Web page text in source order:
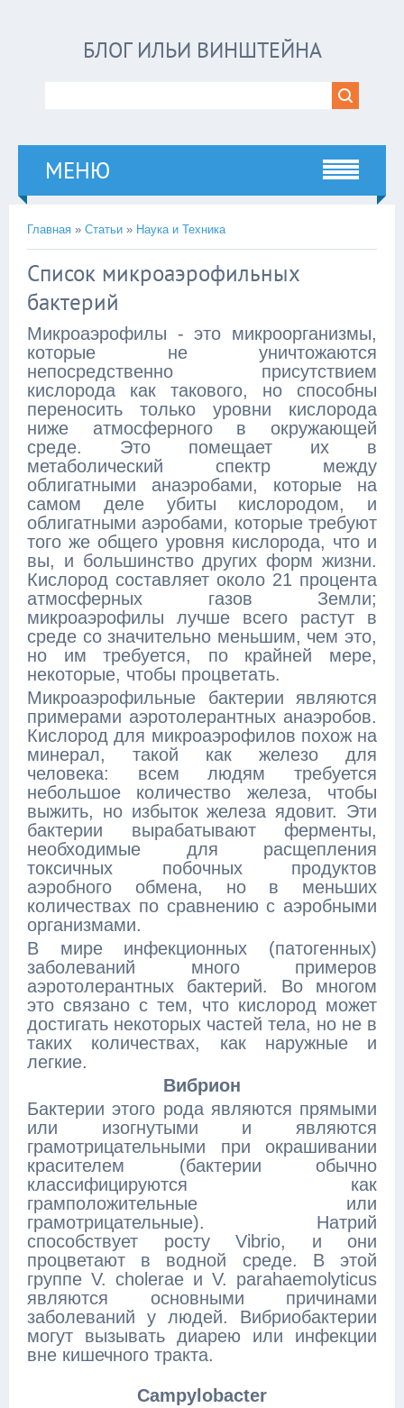
БЛОГ ИЛЬИ ВИНШТЕЙНА
МЕНЮ
Главная » Статьи » Наука и Техника
Список микроаэрофильных
бактерий
Микроаэрофилы - это микроорганизмы,
которые не уничтожаются
непосредственно присутствием
кислорода как такового, но способны
переносить только уровни кислорода
ниже атмосферного в окружающей
среде. Это помещает их в
метаболический спектр между
облигатными анаэробами, которые на
самом деле убиты кислородом, и
облигатными аэробами, которые требуют
того же общего уровня кислорода, что и
вы, и большинство других форм жизни.
Кислород составляет около 21 процента
атмосферных газов Земли;
микроаэрофилы лучше всего растут в
среде со значительно меньшим, чем это,
но им требуется, по крайней мере,
некоторые, чтобы процветать.
Микроаэрофильные бактерии являются
примерами аэротолерантных анаэробов.
Кислород для микроаэрофилов похож на
минерал, такой как железо для
человека: всем людям требуется
небольшое количество железа, чтобы
выжить, но избыток железа ядовит. Эти
бактерии вырабатывают ферменты,
необходимые для расщепления
токсичных побочных продуктов
аэробного обмена, но в меньших
количествах по сравнению с аэробными
организмами.
В мире инфекционных (патогенных)
заболеваний много примеров
аэротолерантных бактерий. Во многом
это связано с тем, что кислород может
достигать некоторых частей тела, но не в
таких количествах, как наружные и
легкие.
Вибрион
Бактерии этого рода являются прямыми
или изогнутыми и являются
грамотрицательными при окрашивании
красителем (бактерии обычно
классифицируются как
грамположительные или
грамотрицательные). Натрий
способствует росту Vibrio, и они
процветают в водной среде. В этой
группе V. cholerae и V. parahaemolyticus
являются основными причинами
заболеваний у людей. Вибриобактерии
могут вызывать диарею или инфекции
вне кишечного тракта.
Campylobacter